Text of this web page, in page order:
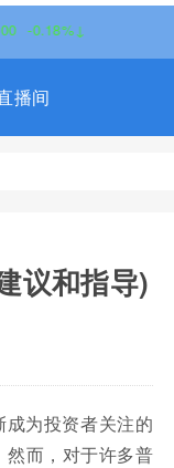
播间
议和指导)
为投资者关注的
然而，对于许多普